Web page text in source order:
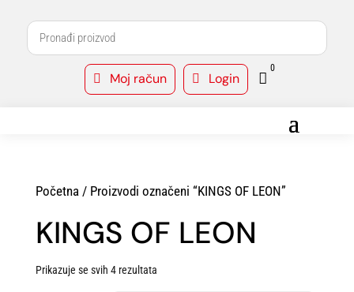
 Moj račun  Login 
0
Početna/ Proizvodi označeni “KINGS OF LEON”
KINGS OF LEON
Prikazuje se svih 4 rezultata